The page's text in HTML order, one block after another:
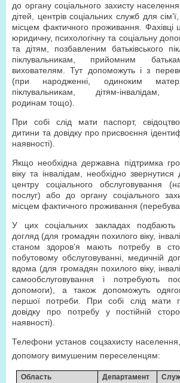
до органу соціального захисту
дітей, центрів соціальних служб для
місцем фактичного проживання. Фахівці
юридичну, психологічну та соціальну
та дітям, позбавленим батьківського
піклувальникам, прийомним
вихователям. Тут допоможуть і з
(при народженні, одиноким
піклувальникам, дітям-інвалідам,
родинам тощо).
При собі слід мати паспорт,
дитини та довідку про присвоєння
наявності).
Якщо необхідна державна підтримка
віку та інвалідам, необхідно звернутися
центру соціального обслуговування
послуг) або до органу соціального
місцем фактичного проживання
У цих соціальних закладах подбають
догляд (для громадян похилого віку,
станом здоров’я мають потребу в
побутовому обслуговуванні, медичній
вдома (для громадян похилого віку,
самообслуговування і потребують
допомоги), а також допоможуть
першої потреби. При собі слід мати
довідку про потребу у постійній
наявності).
Телефони установ соцзахисту
допомогу вимушеним переселенцям:
Область Департамент